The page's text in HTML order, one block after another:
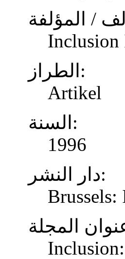
Inclusion
الطراز:
Artikel
السنة:
1996
دار النشر: